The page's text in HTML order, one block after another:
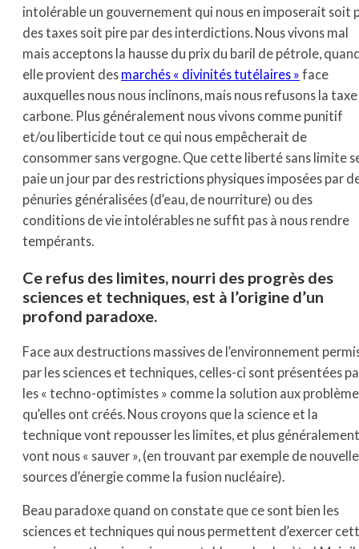
intolérable un gouvernement qui nous en imposerait soit
des taxes soit pire par des interdictions. Nous vivons mal
mais acceptons la hausse du prix du baril de pétrole,
elle provient des marchés « divinités tutélaires » face
auxquelles nous nous inclinons, mais nous refusons la taxe
carbone. Plus généralement nous vivons comme punitif
et/ou liberticide tout ce qui nous empêcherait de
consommer sans vergogne. Que cette liberté sans limite
paie un jour par des restrictions physiques imposées par
pénuries généralisées (d’eau, de nourriture) ou des
conditions de vie intolérables ne suffit pas à nous rendre
tempérants.
Ce refus des limites, nourri des progrès des
sciences et techniques, est à l’origine d’un
profond paradoxe.
Face aux destructions massives de l’environnement
par les sciences et techniques, celles-ci sont présentées
les « techno-optimistes » comme la solution aux
qu’elles ont créés. Nous croyons que la science et la
technique vont repousser les limites, et plus généralement
vont nous « sauver », (en trouvant par exemple de
sources d’énergie comme la fusion nucléaire).
Beau paradoxe quand on constate que ce sont bien les
sciences et techniques qui nous permettent d’exercer